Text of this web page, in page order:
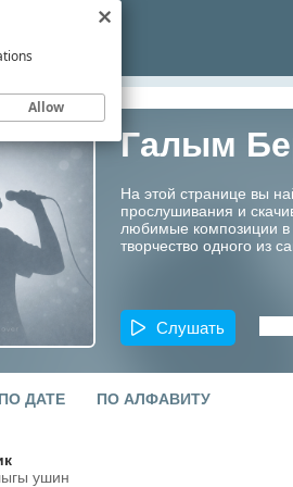
Галым
На этой странице вы
прослушивания и
любимые композиции в
творчество одного из
Слушать
ПО ДАТЕ ПО АЛФАВИТУ
ушин
Allow